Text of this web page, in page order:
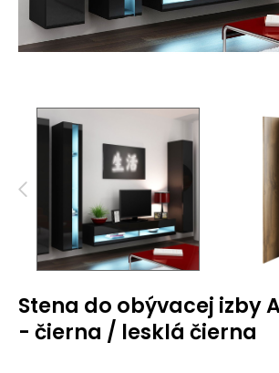
Stena do obývacej izby
- čierna / lesklá čierna